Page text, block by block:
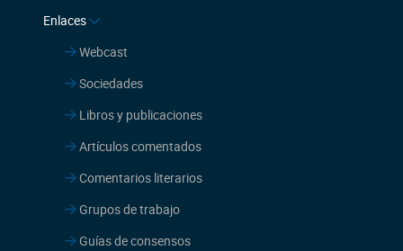
Enlaces
Webcast
Sociedades
Libros y publicaciones
Artículos comentados
Comentarios literarios
Grupos de trabajo
Guías de consensos